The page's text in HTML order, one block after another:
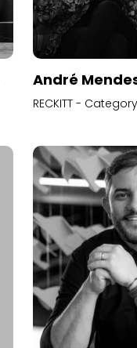
André
RECKITT -